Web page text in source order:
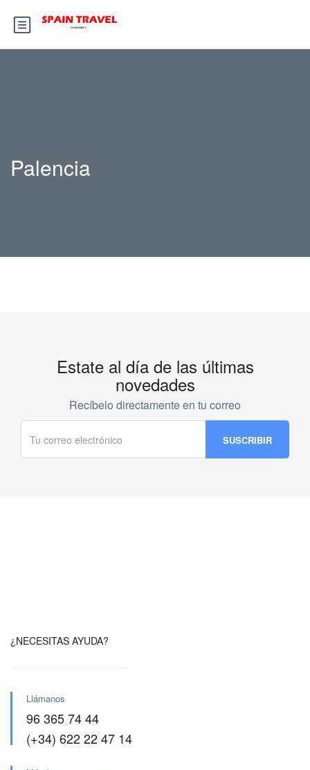
Palencia
Estate al día de las últimas
novedades
Recíbelo directamente en tu correo
¿NECESITAS AYUDA?
Llámanos
96 365 74 44
(+34) 622 22 47 14